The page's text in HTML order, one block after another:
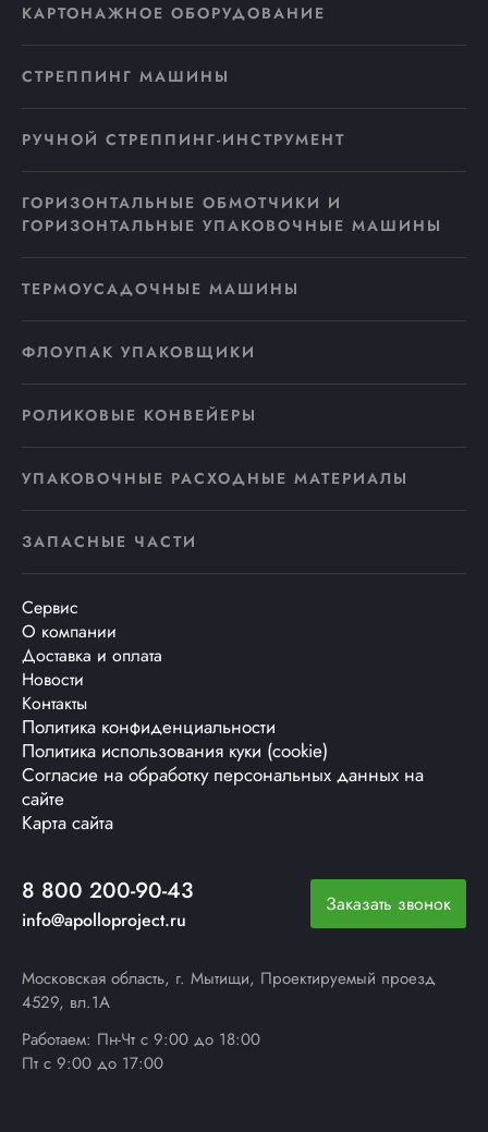
КАРТОНАЖНОЕ ОБОРУДОВАНИЕ
СТРЕППИНГ МАШИНЫ
РУЧНОЙ СТРЕППИНГ-ИНСТРУМЕНТ
ГОРИЗОНТАЛЬНЫЕ ОБМОТЧИКИ И
ГОРИЗОНТАЛЬНЫЕ УПАКОВОЧНЫЕ МАШИНЫ
ТЕРМОУСАДОЧНЫЕ МАШИНЫ
ФЛОУПАК УПАКОВЩИКИ
РОЛИКОВЫЕ КОНВЕЙЕРЫ
УПАКОВОЧНЫЕ РАСХОДНЫЕ МАТЕРИАЛЫ
ЗАПАСНЫЕ ЧАСТИ
Сервис
О компании
Доставка и оплата
Новости
Контакты
Политика конфиденциальности
Политика использования куки (cookie)
Согласие на обработку персональных данных на
сайте
Карта сайта
8 800 200-90-43
info@apolloproject.ru
Заказать звонок
Московская область, г. Мытищи, Проектируемый проезд
4529, вл.1А
Работаем: Пн-Чт с 9:00 до 18:00
Пт с 9:00 до 17:00